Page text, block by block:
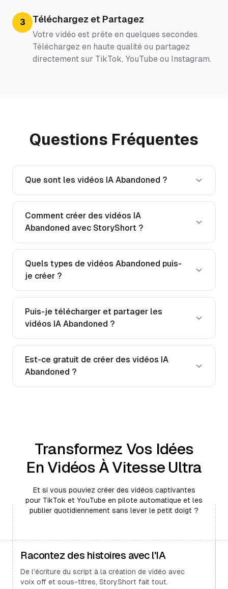
3 Téléchargez et Partagez
Votre vidéo est prête en quelques secondes.
Téléchargez en haute qualité ou partagez
directement sur TikTok, YouTube ou Instagram.
Questions Fréquentes
Que sont les vidéos IA Abandoned ?
Comment créer des vidéos IA
Abandoned avec StoryShort ?
Quels types de vidéos Abandoned puis-
je créer ?
Puis-je télécharger et partager les
vidéos IA Abandoned ?
Est-ce gratuit de créer des vidéos IA
Abandoned ?
Transformez Vos Idées
En Vidéos À Vitesse Ultra
Et si vous pouviez créer des vidéos captivantes
pour TikTok et YouTube en pilote automatique et les
publier quotidiennement sans lever le petit doigt ?
Racontez des histoires avec l'IA
De l'écriture du script à la création de vidéo avec
voix off et sous-titres, StoryShort fait tout.